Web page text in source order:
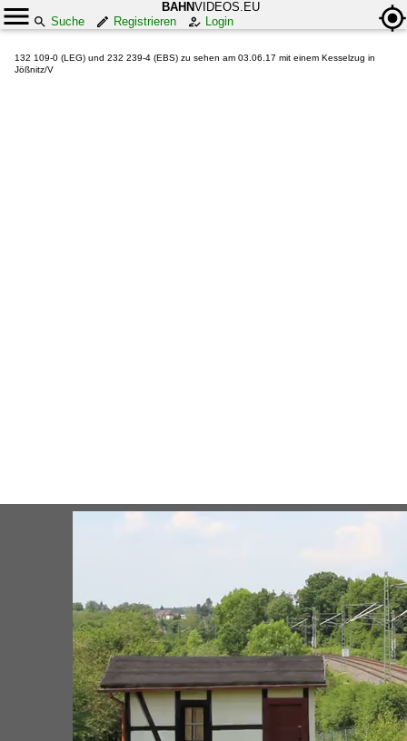
BAHNVIDEOS.EU
Suche
Registrieren Login
132 109-0 (LEG) und 232 239-4 (EBS) zu sehen am 03.06.17 mit einem Kesselzug in
Jößnitz/V